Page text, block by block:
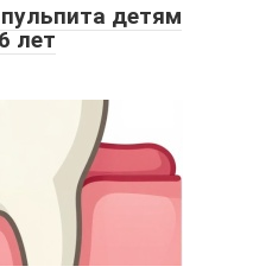
детям
лет